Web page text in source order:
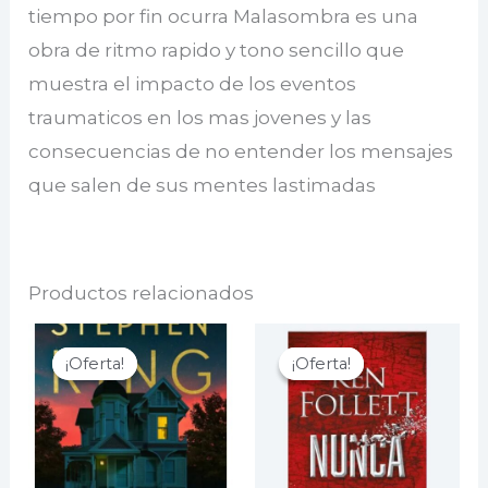
tiempo por fin ocurra Malasombra es una
obra de ritmo rapido y tono sencillo que
muestra el impacto de los eventos
traumaticos en los mas jovenes y las
consecuencias de no entender los mensajes
que salen de sus mentes lastimadas
Productos relacionados
¡Oferta!
¡Oferta! ¡Oferta!
¡Oferta!